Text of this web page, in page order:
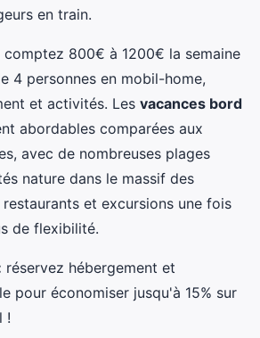
en train.
800€ à 1200€ la semaine
4 personnes en mobil-home,
et activités. Les vacances bord
abordables comparées aux
avec de nombreuses plages
nature dans le massif des
restaurants et excursions une fois
de flexibilité.
réservez hébergement et
pour économiser jusqu'à 15% sur
!